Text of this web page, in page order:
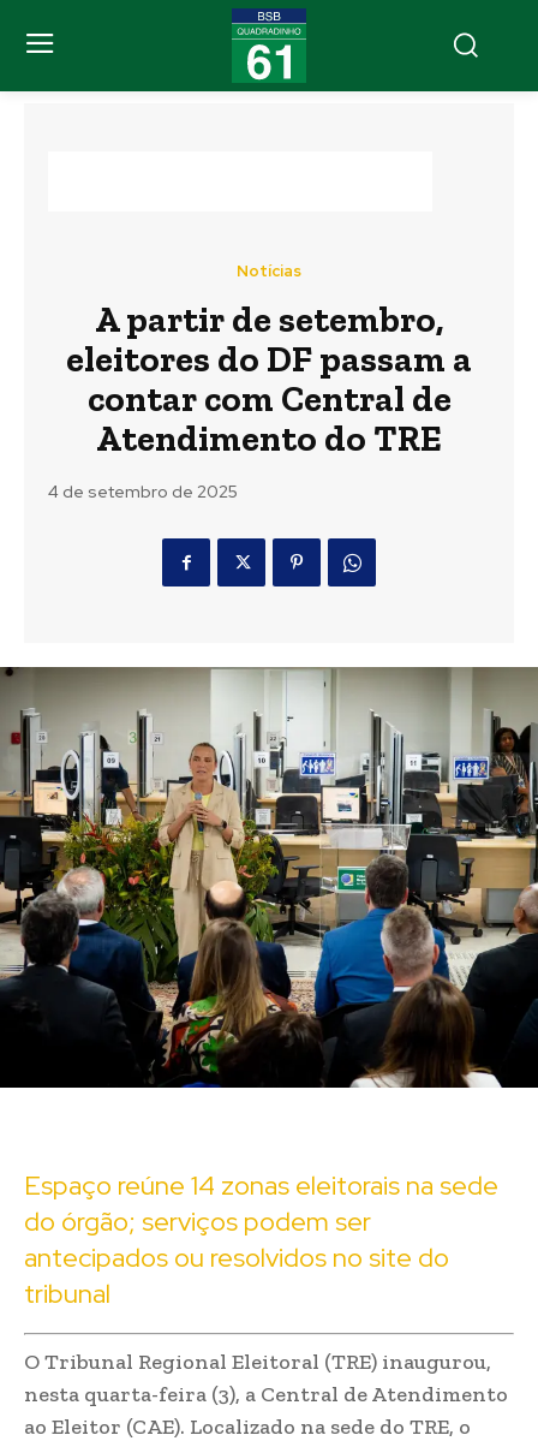
Notícias
A partir de setembro,
eleitores do DF passam a
contar com Central de
Atendimento do TRE
4 de setembro de 2025
Espaço reúne 14 zonas eleitorais na sede
do órgão; serviços podem ser
antecipados ou resolvidos no site do
tribunal
O Tribunal Regional Eleitoral (TRE) inaugurou,
nesta quarta-feira (3), a Central de Atendimento
ao Eleitor (CAE). Localizado na sede do TRE, o